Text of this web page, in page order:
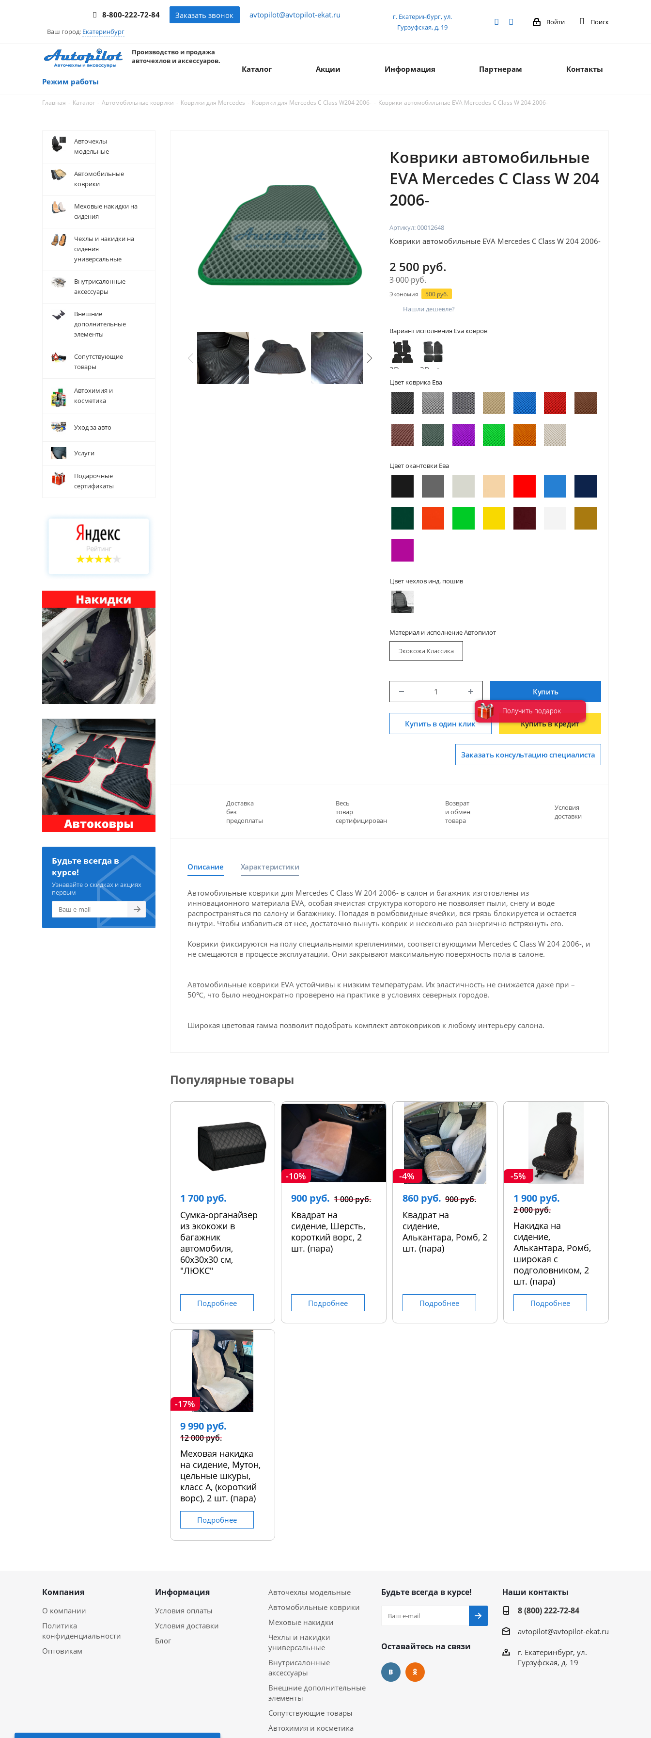
8-800-222-72-84 Заказать звонок avtopilot@avtopilot-ekat.ru
Ваш город: Екатеринбург
г. Екатеринбург, ул.
Гурзуфская, д. 19
Войти Поиск
Производство и продажа
авточехлов и аксессуаров.
Режим работы
Каталог Акции Информация Партнерам Контакты
Главная - Каталог - Автомобильные коврики - Коврики для Mercedes - Коврики для Mercedes C Сlass W204 2006- - Коврики автомобильные EVA Mercedes C Сlass W 204 2006-
Авточехлы
модельные
Автомобильные
коврики
Меховые накидки на
сидения
Чехлы и накидки на
сидения
универсальные
Внутрисалонные
аксессуары
Внешние
дополнительные
элементы
Сопутствующие
товары
Автохимия и
косметика
Уход за авто
Услуги
Подарочные
сертификаты
Будьте всегда в
курсе!
Узнавайте о скидках и акциях
первым
Коврики автомобильные
EVA Mercedes C Сlass W 204
2006-
Артикул:00012648
Коврики автомобильные EVA Mercedes C Сlass W 204 2006-
2 500 руб.
3 000 руб.
Экономия 500 руб.
Нашли дешевле?
Вариант исполнения Eva ковров
2D -
без
бортов
3D - с
бортами
Цвет коврика Ева
Цвет окантовки Ева
Цвет чехлов инд. пошив
Материал и исполнение Автопилот
Экокожа Классика
Купить
Купить в один клик Купить в кредит
Заказать консультацию специалиста
Доставка
без
предоплаты
Весь
товар
сертифицирован
Возврат
и обмен
товара
Условия
доставки
Описание Характеристики
Автомобильные коврики для Mercedes C Сlass W 204 2006- в салон и багажник изготовлены из
инновационного материала EVA, особая ячеистая структура которого не позволяет пыли, снегу и воде
распространяться по салону и багажнику. Попадая в ромбовидные ячейки, вся грязь блокируется и остается
внутри. Чтобы избавиться от нее, достаточно вынуть коврик и несколько раз энергично встряхнуть его.
Коврики фиксируются на полу специальными креплениями, соответствующими Mercedes C Сlass W 204 2006-, и
не смещаются в процессе эксплуатации. Они закрывают максимальную поверхность пола в салоне.
Автомобильные коврики EVA устойчивы к низким температурам. Их эластичность не снижается даже при –
50℃, что было неоднократно проверено на практике в условиях северных городов.
Широкая цветовая гамма позволит подобрать комплект автоковриков к любому интерьеру салона.
Популярные товары
1 700 руб.
Сумка-органайзер
из экокожи в
багажник
автомобиля,
60х30х30 см,
"ЛЮКС"
Подробнее
-10%
900 руб. 1 000 руб.
Квадрат на
сидение, Шерсть,
короткий ворс, 2
шт. (пара)
Подробнее
-4%
860 руб. 900 руб.
Квадрат на
сидение,
Алькантара, Ромб, 2
шт. (пара)
Подробнее
-5%
1 900 руб.
2 000 руб.
Накидка на
сидение,
Алькантара, Ромб,
широкая с
подголовником, 2
шт. (пара)
Подробнее
-17%
9 990 руб.
12 000 руб.
Меховая накидка
на сидение, Мутон,
цельные шкуры,
класс А, (короткий
ворс), 2 шт. (пара)
Подробнее
Компания
О компании
Политика
конфиденциальности
Оптовикам
Информация
Условия оплаты
Условия доставки
Блог
Авточехлы модельные
Автомобильные коврики
Меховые накидки
Чехлы и накидки
универсальные
Внутрисалонные
аксессуары
Внешние дополнительные
элементы
Сопутствующие товары
Автохимия и косметика
Будьте всегда в курсе!
Оставайтесь на связи
Наши контакты
8 (800) 222-72-84
avtopilot@avtopilot-ekat.ru
г. Екатеринбург, ул.
Гурзуфская, д. 19
Получить подарок